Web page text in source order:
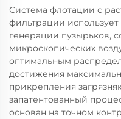
Система флотации с
фильтрации
генерации пузырьков,
микроскопических
оптимальным
достижения
прикрепления
запатентованный
основан на точном